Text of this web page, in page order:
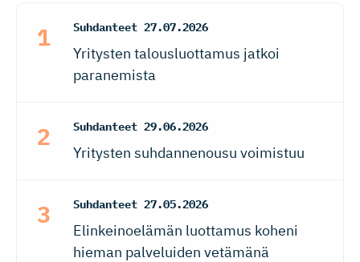
Suhdanteet 27.07.2026
Yritysten talousluottamus jatkoi
paranemista
Suhdanteet 29.06.2026
Yritysten suhdannenousu voimistuu
Suhdanteet 27.05.2026
Elinkeinoelämän luottamus koheni
hieman palveluiden vetämänä